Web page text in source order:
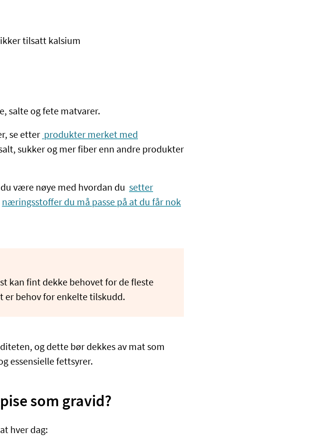
tilsatt kalsium
salte og fete matvarer.
se etter produkter merket med
sukker og mer fiber enn andre produkter
være nøye med hvordan du setter
næringsstoffer du må passe på at du får nok
kan fint dekke behovet for de fleste
er behov for enkelte tilskudd.
og dette bør dekkes av mat som
essensielle fettsyrer.
som gravid?
hver dag: